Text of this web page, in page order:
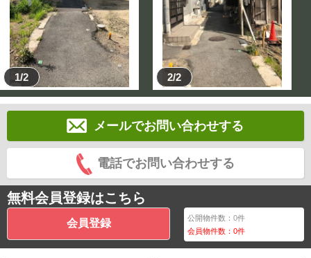
1/2 2/2
メールでお問い合わせする
電話でお問い合わせする
無料会員登録はこちら
会員登録 公開物件数：0件
会員物件数：0件